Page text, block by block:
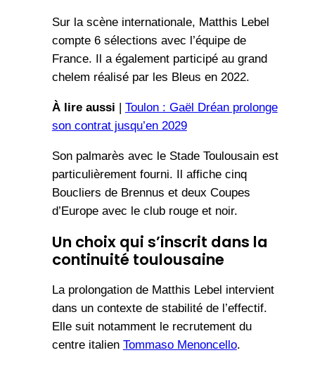
Sur la scène internationale, Matthis Lebel
compte 6 sélections avec l’équipe de
France. Il a également participé au grand
chelem réalisé par les Bleus en 2022.
À lire aussi | Toulon : Gaël Dréan prolonge
son contrat jusqu’en 2029
Son palmarès avec le Stade Toulousain est
particulièrement fourni. Il affiche cinq
Boucliers de Brennus et deux Coupes
d’Europe avec le club rouge et noir.
Un choix qui s’inscrit dans la
continuité toulousaine
La prolongation de Matthis Lebel intervient
dans un contexte de stabilité de l’effectif.
Elle suit notamment le recrutement du
centre italien Tommaso Menoncello.